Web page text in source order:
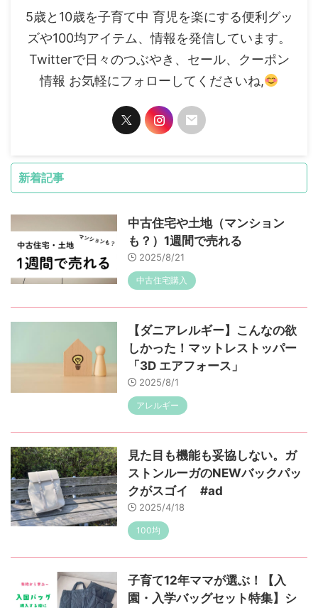
5歳と10歳を子育て中 育児を楽にする便利グッ
ズや100均アイテム、情報を発信しています。
Twitterで日々のつぶやき、セール、クーポン
情報 お気軽にフォローしてくださいね,
新着記事
中古住宅や土地（マンション
も？）1週間で売れる
2025/8/21
中古住宅購入
【ダニアレルギー】こんなの欲
しかった！マットレストッパー
「3D エアフォース」
2025/8/1
アレルギー
見た目も機能も妥協しない。ガ
ストンルーガのNEWバックパッ
クがスゴイ #ad
2025/4/18
100均
子育て12年ママが選ぶ！【入
園・入学バッグセット特集】シ